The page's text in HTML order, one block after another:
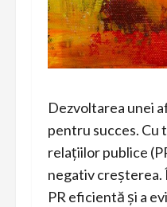
Dezvoltarea unei
pentru succes.
relațiilor publice
negativ creșterea.
PR eficientă și a